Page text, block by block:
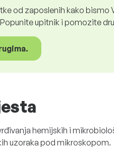
od zaposlenih kako bismo
upitnik i pomozite
hemijskih i
uzoraka pod mikroskopom.